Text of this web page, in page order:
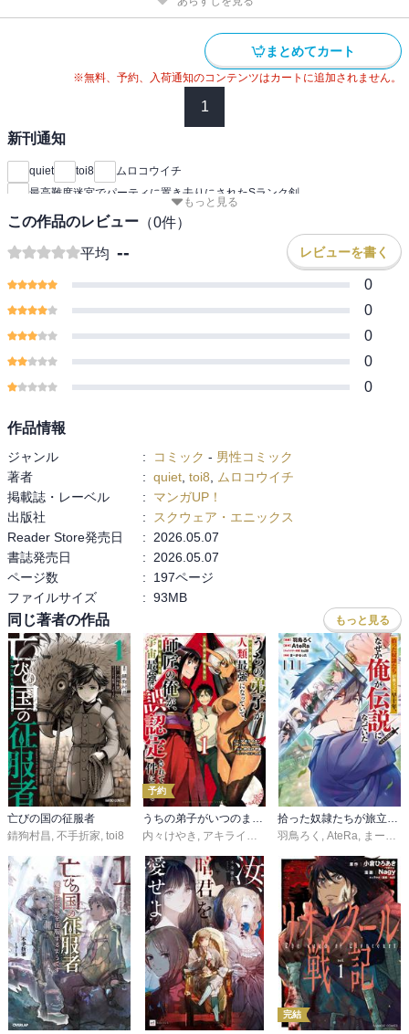
まとめてカート
※無料、予約、入荷通知のコンテンツはカートに追加されません。
1
新刊通知
quiet toi8
ムロコウイチ
最高難度迷宮でパーティに置き去りにされたSランク剣
もっと見る
この作品のレビュー （0件）
平均 -- レビューを書く
0
0
0
0
0
作品情報
ジャンル : コミック - 男性コミック
著者
: quiet toi8
ムロコウイチ
掲載誌・レーベル
:
マンガUP！
出版社
:
スクウェア・エニックス
Reader Store発売日
:
2026.05.07
書誌発売日
:
2026.05.07
ページ数
:
197ページ
ファイルサイズ
: 93MB
同じ著者の作品 もっと見る
亡びの国の征服者
錆狗村昌, 不手折家, toi8
予約
うちの弟子がいつのまにか人類最強になっていて、なんの才能もない師匠の俺が、それを超える宇宙最強に誤認定されている件について
内々けやき , アキライズン toi8
拾った奴隷たちが旅立って早十年、なぜか俺が伝説になっていた@COMIC
羽鳥ろく , AteRa, まーがるった
完結